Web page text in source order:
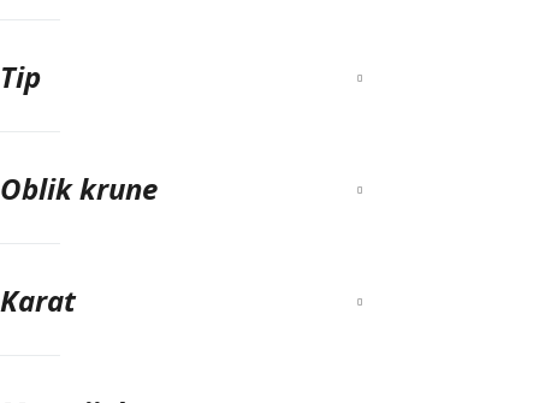
Tip
Oblik krune
Karat